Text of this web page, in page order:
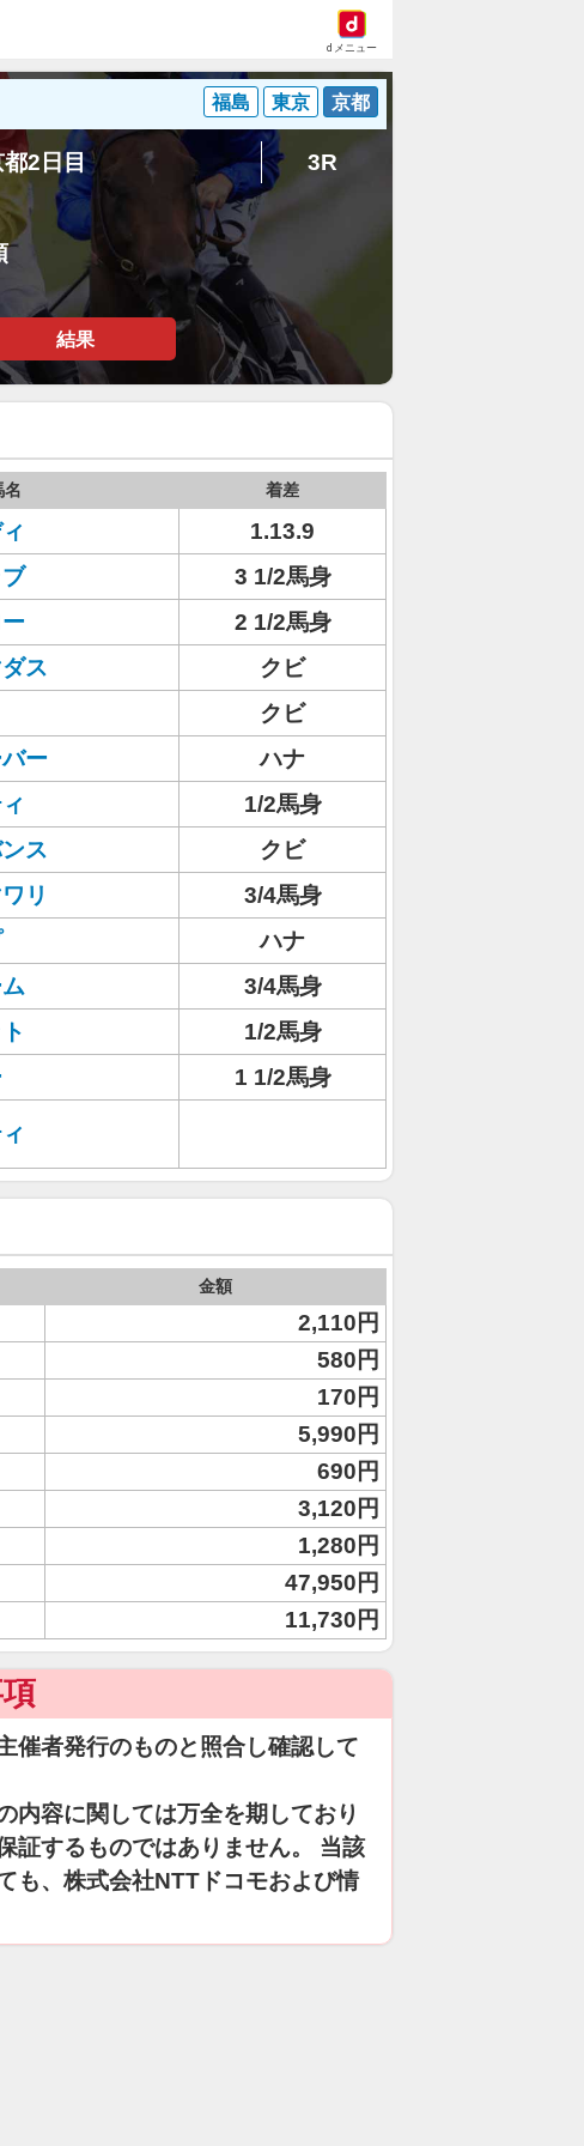
dメニュー
福島 東京 京都
2日目 3R
結果
名 着差
1.13.9
3 1/2馬身
2 1/2馬身
ス
クビ
クビ
ー
ハナ
1/2馬身
ス
クビ
リ
3/4馬身
ハナ
3/4馬身
1/2馬身
1 1/2馬身
金額
2,110円
580円
170円
5,990円
690円
3,120円
1,280円
47,950円
11,730円
催者発行のものと照合し確認して
内容に関しては万全を期しており
証するものではありません。 当該
も、株式会社NTTドコモおよび情